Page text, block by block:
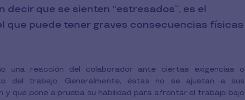
que se sienten “estresados”, es el
que puede tener graves consecuencias físicas
una reacción del colaborador ante ciertas exigencias o
del trabajo. Generalmente, éstas no se ajustan a sus
y que pone a prueba su habilidad para afrontar el trabajo bajo